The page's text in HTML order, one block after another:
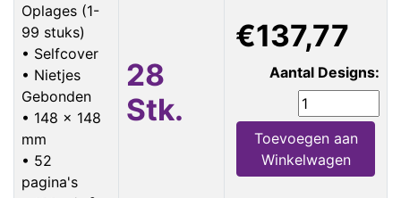
Oplages (1-
99 stuks)
• Selfcover
• Nietjes
Gebonden
• 148 x 148
mm
• 52
pagina's
28
Stk.
€137,77
Aantal Designs:
Toevoegen aan
Winkelwagen